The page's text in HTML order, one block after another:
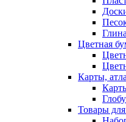
Цветная
Карты,
Товары